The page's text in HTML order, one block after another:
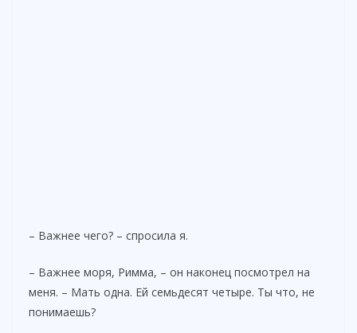
– Важнее чего? – спросила я.
– Важнее моря, Римма, – он наконец посмотрел на
меня. – Мать одна. Ей семьдесят четыре. Ты что, не
понимаешь?